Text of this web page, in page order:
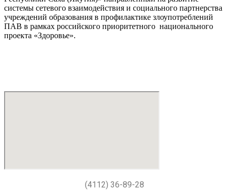
системы сетевого взаимодействия и социального партнерства
учреждений образования в профилактике злоупотреблений
ПАВ в рамках российского приоритетного национального
проекта «Здоровье».
(4112) 36-89-28